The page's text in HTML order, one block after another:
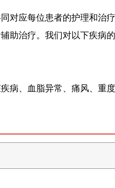
对应每位患者的护理和治
助治疗。我们对以下疾病
病、血脂异常、痛风、重